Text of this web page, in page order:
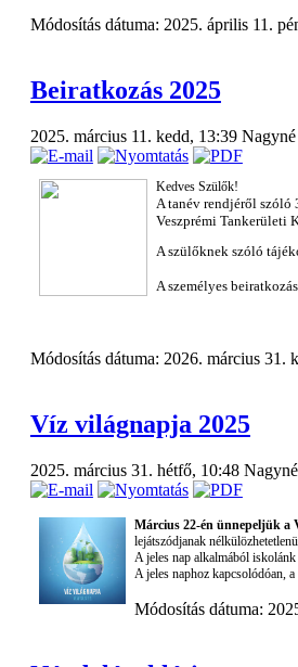
Módosítás dátuma: 2025. április 11.
Beiratkozás 2025
2025. március 11. kedd, 13:39
Kedves Szülők!
A tanév rendjéről szóló
Veszprémi Tankerületi
A szülőknek szóló
A személyes
Módosítás dátuma: 2026. március 31.
Víz világnapja 2025
2025. március 31. hétfő, 10:48
Március 22-én ünnepeljük a
lejátszódjanak
A jeles nap alkalmából
A jeles naphoz kapcsolódóan,
Módosítás dátuma: